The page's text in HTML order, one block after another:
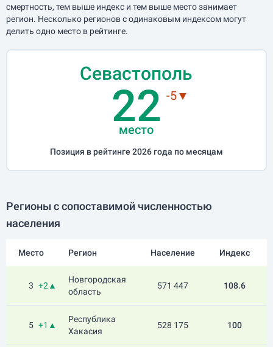
смертность, тем выше индекс и тем выше место занимает
регион. Несколько регионов с одинаковым индексом могут
делить одно место в рейтинге.
Севастополь
22
место
-5▼
Позиция в рейтинге 2026 года по месяцам
Регионы с сопоставимой численностью
населения
Место Регион Население Индекс
3 +2▲
Новгородская
область
571 447 108.6
5 +1▲
Республика
Хакасия
528 175 100